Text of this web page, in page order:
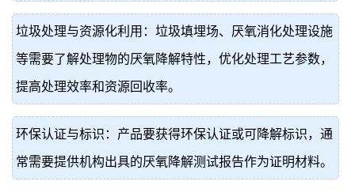
垃圾处理与资源化利用：垃圾填埋场、厌氧消化处理设施
等需要了解处理物的厌氧降解特性，优化处理工艺参数，
提高处理效率和资源回收率。
环保认证与标识：产品要获得环保认证或可降解标识，通
常需要提供机构出具的厌氧降解测试报告作为证明材料。